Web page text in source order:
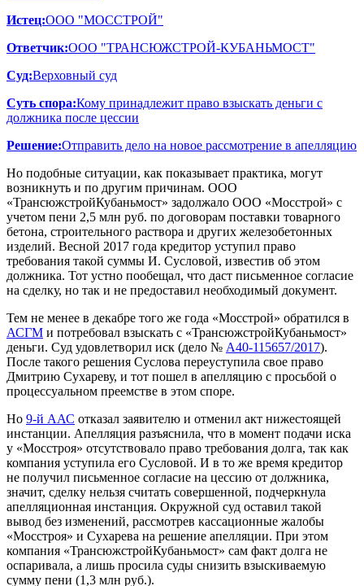
Истец:ООО "МОССТРОЙ"
Ответчик:ООО "ТРАНСЮЖСТРОЙ-КУБАНЬМОСТ"
Суд:Верховный суд
Суть спора:Кому принадлежит право взыскать деньги с
должника после цессии
Решение:Отправить дело на новое рассмотрение в апелляцию
Но подобные ситуации, как показывает практика, могут
возникнуть и по другим причинам. ООО
«ТрансюжстройКубаньмост» задолжало ООО «Мосстрой» с
учетом пени 2,5 млн руб. по договорам поставки товарного
бетона, строительного раствора и других железобетонных
изделий. Весной 2017 года кредитор уступил право
требования такой суммы И. Сусловой, известив об этом
должника. Тот устно пообещал, что даст письменное согласие
на сделку, но так и не предоставил необходимый документ.
Тем не менее в декабре того же года «Мосстрой» обратился в
АСГМ и потребовал взыскать с «ТрансюжстройКубаньмост»
деньги. Суд удовлетворил иск (дело № А40-115657/2017).
После такого решения Суслова переуступила свое право
Дмитрию Сухареву, и тот пошел в апелляцию с просьбой о
процессуальном преемстве в этом споре.
Но 9-й ААС отказал заявителю и отменил акт нижестоящей
инстанции. Апелляция разъяснила, что в момент подачи иска
у «Мосстроя» отсутствовало право требования долга, так как
компания уступила его Сусловой. И в то же время кредитор
не получил письменное согласие на цессию от должника,
значит, сделку нельзя считать совершенной, подчеркнула
апелляционная инстанция. Окружной суд оставил такой
вывод без изменений, рассмотрев кассационные жалобы
«Мосстроя» и Сухарева на решение апелляции. При этом
компания «ТрансюжстройКубаньмост» сам факт долга не
оспаривала, а лишь просила суды снизить взыскиваемую
сумму пени (1,3 млн руб.).